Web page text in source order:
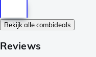
Bekijk alle combideals
Reviews